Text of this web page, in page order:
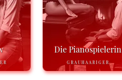
Die Pianospielerin
GRAUHAARIGER